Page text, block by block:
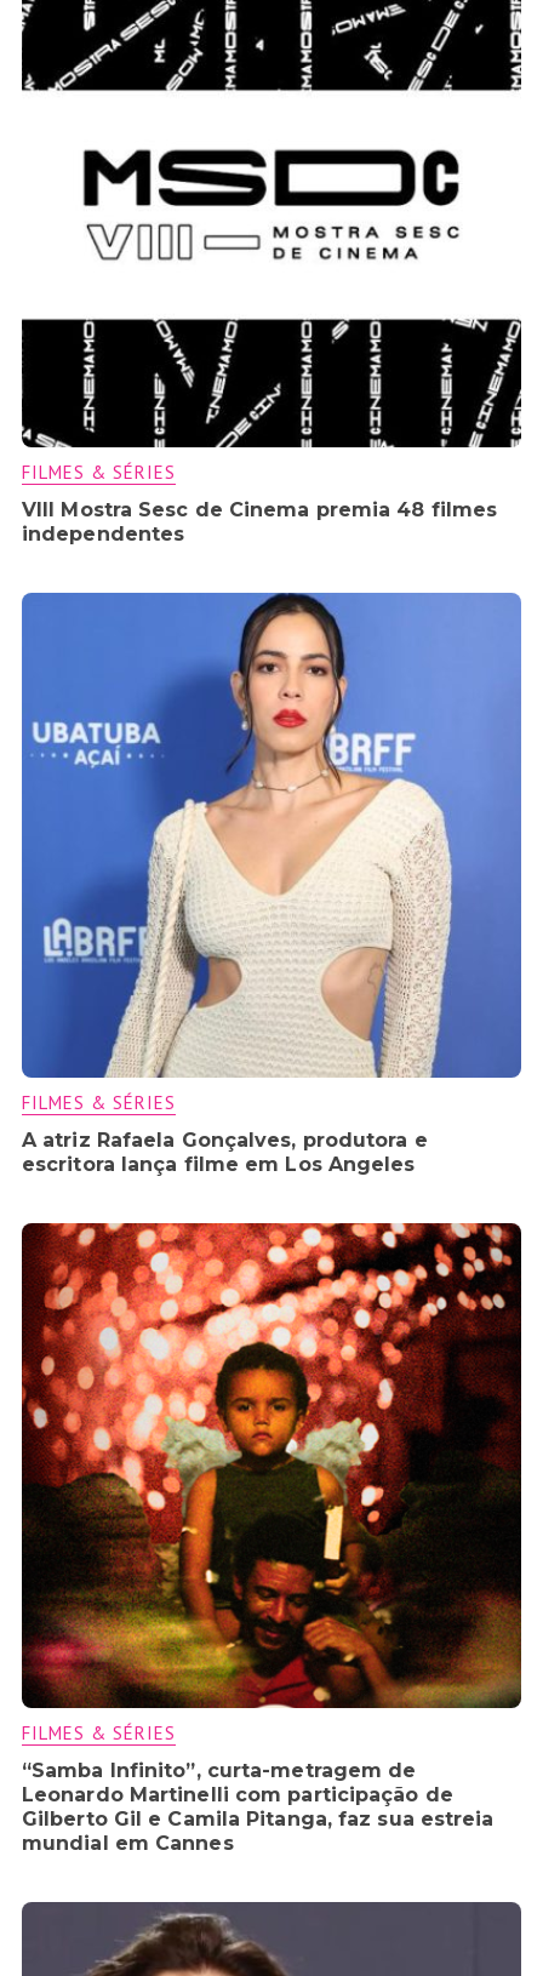
FILMES & SÉRIES
VIII Mostra Sesc de Cinema premia 48 filmes
independentes
FILMES & SÉRIES
A atriz Rafaela Gonçalves, produtora e
escritora lança filme em Los Angeles
FILMES & SÉRIES
“Samba Infinito”, curta-metragem de
Leonardo Martinelli com participação de
Gilberto Gil e Camila Pitanga, faz sua estreia
mundial em Cannes